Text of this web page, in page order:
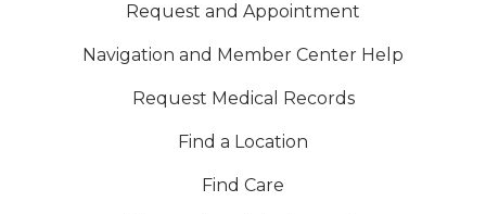
Request and Appointment
Navigation and Member Center Help
Request Medical Records
Find a Location
Find Care